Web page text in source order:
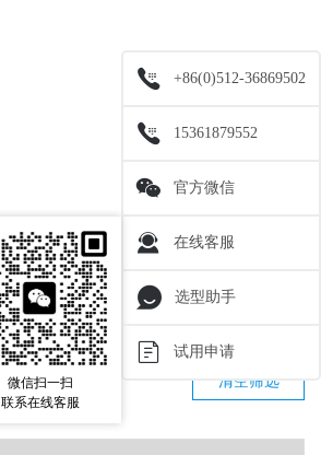
清空筛选
+86(0)512-36869502
15361879552
官方微信
在线客服
微信扫一扫
联系在线客服
选型助手
试用申请